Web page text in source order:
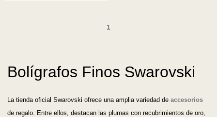
1
Bolígrafos Finos Swarovski
La tienda oficial Swarovski ofrece una amplia variedad de accesorios
de regalo. Entre ellos, destacan las plumas con recubrimientos de oro,